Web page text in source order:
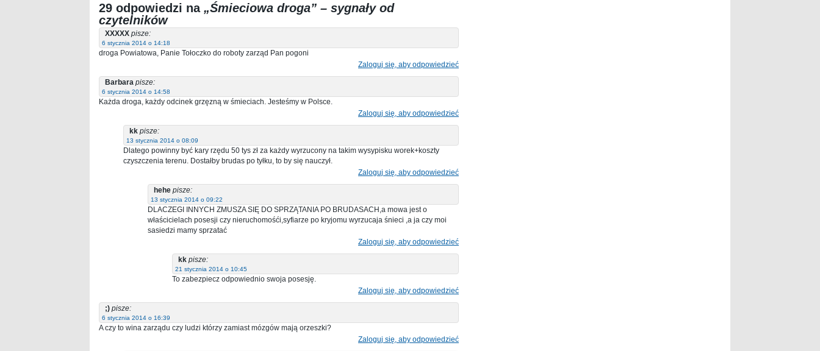
29 odpowiedzi na „Śmieciowa droga” – sygnały od
czytelników
XXXXX pisze:
6 stycznia 2014 o 14:18
droga Powiatowa, Panie Tołoczko do roboty zarząd Pan pogoni
Zaloguj się, aby odpowiedzieć
Barbara pisze:
6 stycznia 2014 o 14:58
Każda droga, każdy odcinek grzęzną w śmieciach. Jesteśmy w Polsce.
Zaloguj się, aby odpowiedzieć
kk pisze:
13 stycznia 2014 o 08:09
Dlatego powinny być kary rzędu 50 tys zł za każdy wyrzucony na takim wysypisku worek+koszty
czyszczenia terenu. Dostałby brudas po tyłku, to by się nauczył.
Zaloguj się, aby odpowiedzieć
hehe pisze:
13 stycznia 2014 o 09:22
DLACZEGI INNYCH ZMUSZA SIĘ DO SPRZĄTANIA PO BRUDASACH,a mowa jest o
właścicielach posesji czy nieruchomośći,syfiarze po kryjomu wyrzucaja śnieci ,a ja czy moi
sasiedzi mamy sprzatać
Zaloguj się, aby odpowiedzieć
kk pisze:
21 stycznia 2014 o 10:45
To zabezpiecz odpowiednio swoja posesję.
Zaloguj się, aby odpowiedzieć
;) pisze:
6 stycznia 2014 o 16:39
A czy to wina zarządu czy ludzi którzy zamiast mózgów mają orzeszki?
Zaloguj się, aby odpowiedzieć